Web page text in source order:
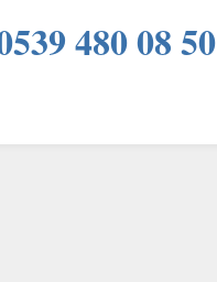
480 08 50